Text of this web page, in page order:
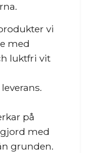
vi
med
luktfri vit
på
med
grunden.